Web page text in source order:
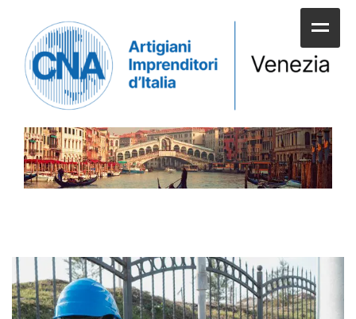
HOME
SERVIZI ALLE IMPRESE
APPUNTAMENTI E NEWS